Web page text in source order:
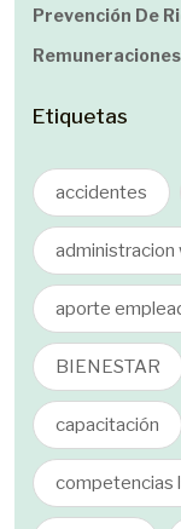
Prevención De
Remuneraciones
Etiquetas
accidentes
administracion
aporte
BIENESTAR
capacitación
competencias